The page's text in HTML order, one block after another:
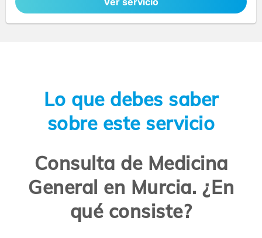
Lo que debes saber
sobre este servicio
Consulta de Medicina
General en Murcia. ¿En
qué consiste?